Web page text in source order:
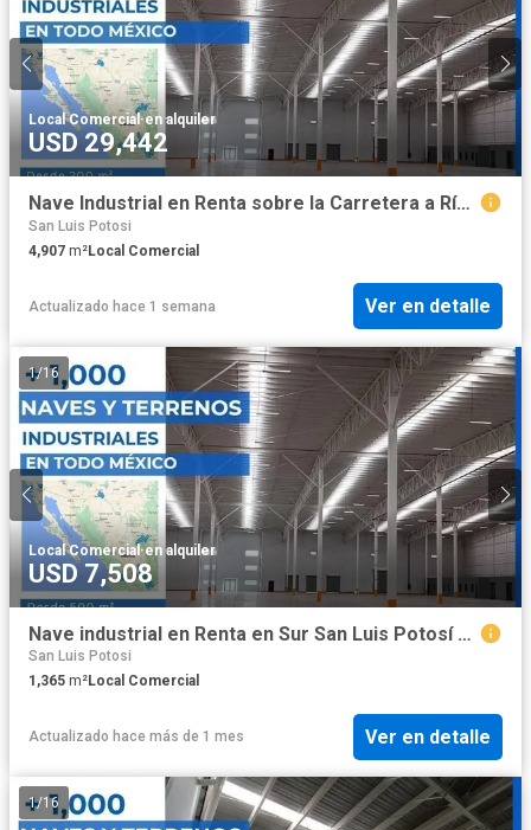
Local Comercial ·en alquiler
USD 29,442
Nave Industrial en Renta sobre la Carretera a Río Verde San Luis Potosí 4907 m2
San Luis Potosi
4,907 m²Local Comercial
Actualizado hace 1 semana Ver en detalle
1/16
Local Comercial·en alquiler
USD 7,508
Nave industrial en Renta en Sur San Luis Potosí 1365 m2
San Luis Potosi
1,365 m²Local Comercial
Actualizado hace más de 1 mes Ver en detalle
1/16